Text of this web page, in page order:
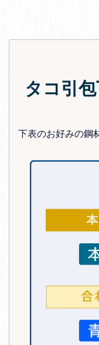
タコ引
下表のお好みの鋼